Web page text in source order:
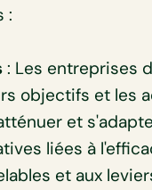
:
: Les entreprises
objectifs et les
et
liées à
et aux